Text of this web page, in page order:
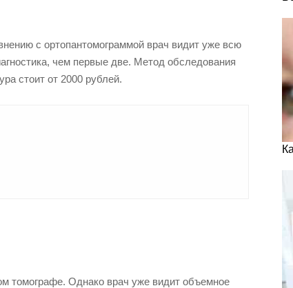
с ортопантомограммой врач видит уже всю
чем первые две. Метод обследования
стоит от 2000 рублей.
томографе. Однако врач уже видит объемное